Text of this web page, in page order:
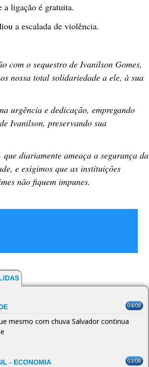
ligação é gratuita.
a escalada de violência.
com o sequestro de Ivanilson Gomes,
nossa total solidariedade a ele, à sua
urgência e dedicação, empregando
Ivanilson, preservando sua
diariamente ameaça a segurança da
e exigimos que as instituições
não fiquem impunes.
04/08
mesmo com chuva Salvador continua
- ECONOMIA 03/08